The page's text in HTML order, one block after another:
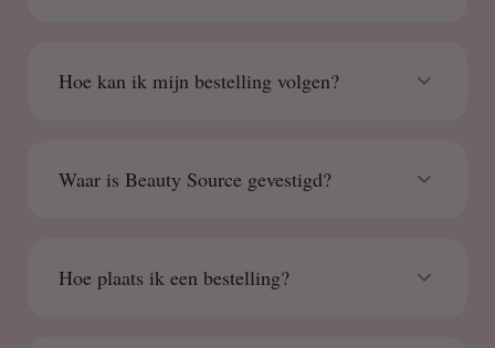
Hoe kan ik mijn bestelling volgen?
Waar is Beauty Source gevestigd?
Hoe plaats ik een bestelling?